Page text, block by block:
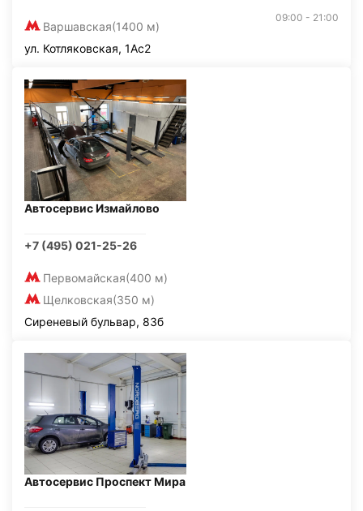
Варшавская(1400 м)
09:00 - 21:00
ул. Котляковская, 1Ас2
Автосервис Измайлово
+7 (495) 021-25-26
Первомайская(400 м)
Щелковская(350 м)
Сиреневый бульвар, 83б
Автосервис Проспект Мира